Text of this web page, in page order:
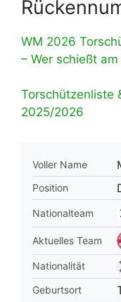
WM 2026
– Wer schießt
Torschützenliste
2025/2026
Voller Name
Position
Nationalteam
Aktuelles Team
Nationalität
Geburtsort